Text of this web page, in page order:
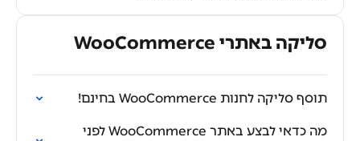
סליקה באתרי WooCommerce
תוסף סליקה לחנות WooCommerce בחינם!
מה כדאי לבצע באתר WooCommerce לפני